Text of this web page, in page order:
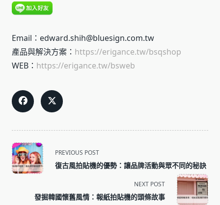
Email：edward.shih@bluesign.com.tw
產品與解決方案： https://erigance.tw/bsqshop
WEB： https://erigance.tw/bsweb
<span
class="nav-
subtitle
reader-
PREVIOUS POST
復古風拍貼機的優勢：讓品牌活動與眾不同的秘訣
NEXT POST
發掘韓國懷舊風情：報紙拍貼機的頭條故事